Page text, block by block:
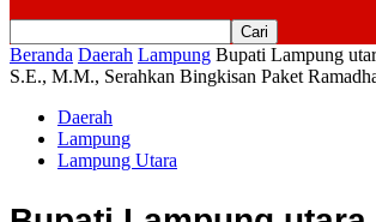
Beranda Daerah Lampung Bupati Lampung
S.E., M.M., Serahkan Bingkisan Paket
Daerah
Lampung
Lampung Utara